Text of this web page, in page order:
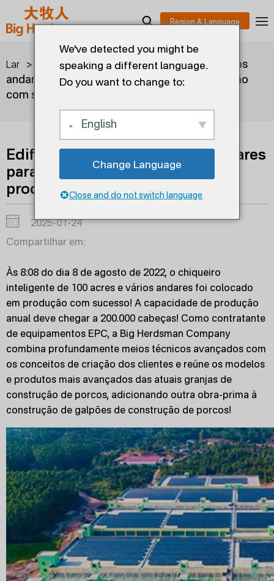
Lar > soluções >
Edifício inteligente de vários
andares para porcos foi colocado em produção
com sucesso!
Edifício inteligente de vários andares
para porcos foi colocado em
produção com sucesso!
2025-01-24
Compartilhar em:
Às 8:08 do dia 8 de agosto de 2022, o chiqueiro
inteligente de 100 acres e vários andares foi colocado
em produção com sucesso! A capacidade de produção
anual deve chegar a 200.000 cabeças! Como contratante
de equipamentos EPC, a Big Herdsman Company
combina profundamente meios técnicos avançados com
os conceitos de criação dos clientes e reúne os modelos
e produtos mais avançados das atuais granjas de
construção de porcos, adicionando outra obra-prima à
construção de galpões de construção de porcos!
We've detected you might be
speaking a different language.
Do you want to change to:
English
Change Language
Close and do not switch language